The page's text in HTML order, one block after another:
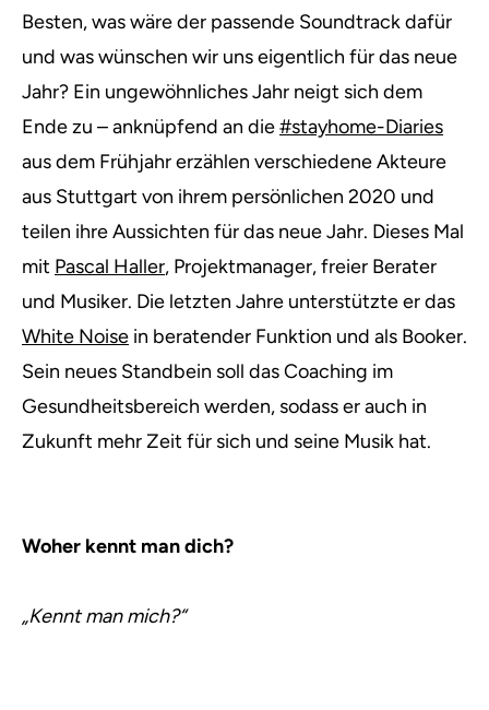
Besten, was wäre der passende Soundtrack dafür
und was wünschen wir uns eigentlich für das neue
Jahr? Ein ungewöhnliches Jahr neigt sich dem
Ende zu – anknüpfend an die#stayhome-Diaries
aus dem Frühjahr erzählen verschiedene Akteure
aus Stuttgart von ihrem persönlichen 2020 und
teilen ihre Aussichten für das neue Jahr. Dieses Mal
mit Pascal Haller, Projektmanager, freier Berater
und Musiker. Die letzten Jahre unterstützte er das
White Noise in beratender Funktion und als Booker.
Sein neues Standbein soll das Coaching im
Gesundheitsbereich werden, sodass er auch in
Zukunft mehr Zeit für sich und seine Musik hat.
Woher kennt man dich?
„Kennt man mich?“